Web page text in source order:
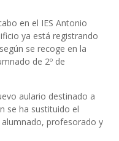
en el IES Antonio
ya está registrando
se recoge en la
de 2º de
aulario destinado a
se ha sustituido el
profesorado y